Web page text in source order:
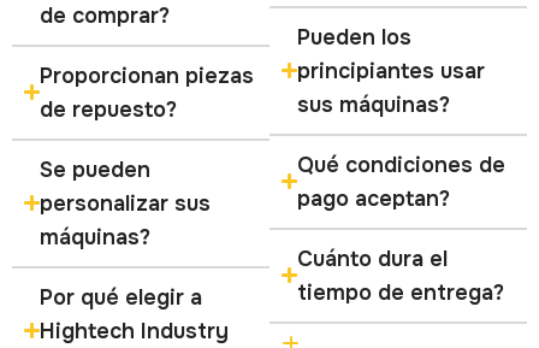
de comprar?
Proporcionan piezas
de repuesto?
Se pueden
personalizar sus
máquinas?
Por qué elegir a
Hightech Industry
Pueden los
principiantes usar
sus máquinas?
Qué condiciones de
pago aceptan?
Cuánto dura el
tiempo de entrega?